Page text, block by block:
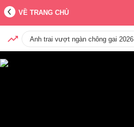
VỀ TRANG CHỦ
Anh trai vượt ngàn chông gai 2026